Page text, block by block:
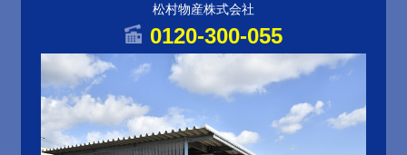
松村物産株式会社
0120-300-055